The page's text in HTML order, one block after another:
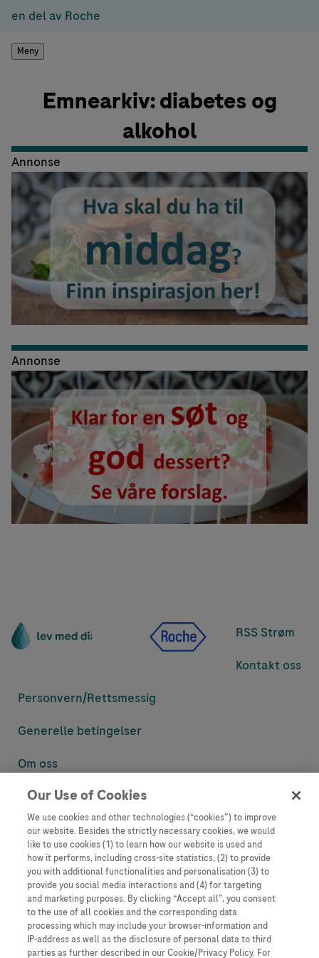
en del av Roche
Meny
Emnearkiv: diabetes og
alkohol
Annonse
Annonse
RSS Strøm
Kontakt oss
Personvern/Rettsmessig
Generelle betingelser
Om oss
Denne nettsiden inneholder informasjon som er målsatt til en stor
informasjon som ellers ikke er tilgjengelig eller gyldig i ditt land.
Vennligst vær oppmerksom på at vi ikke tar noe ansvar for tilgang til
informasjon som muligens ikke er i samsvar med noen gyldig juridisk
prosess, regulering, registrering eller bruk i bostedslandet ditt.
Roche har ikke alltid mulighet til å kvalitetssikre andres innlegg, men
vil fjerne villedende eller upassende innlegg så langt det lar seg gjøre.
Vi har ikke ansvar for innhold på eksterne nettsider som det lenkes til.
Kopiering av materiale fra dette nettstedet for bruk annet sted er ikke
tillatt uten avtale. Nettstedet selger plass til annonsører, og slikt
Our Use of Cookies
We use cookies and other technologies (“cookies”) to improve
our website. Besides the strictly necessary cookies, we would
like to use cookies (1) to learn how our website is used and
how it performs, including cross-site statistics, (2) to provide
you with additional functionalities and personalisation (3) to
provide you social media interactions and (4) for targeting
and marketing purposes. By clicking “Accept all”, you consent
to the use of all cookies and the corresponding data
processing which may include your browser-information and
IP-address as well as the disclosure of personal data to third
parties as further described in our Cookie/Privacy Policy. For